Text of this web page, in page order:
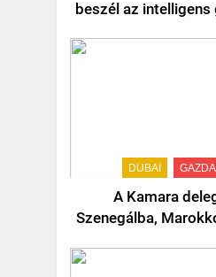
beszél az intelligens
DUBAI
A Kamara
Szenegálba,